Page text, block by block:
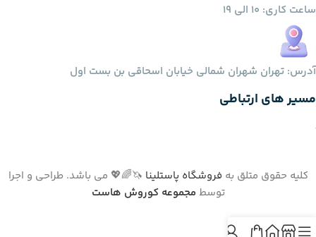
ساعت کاری: 10 الی 19
آدرس: تهران شهران شمالی خیابان اسحاقی بن بست اول
مسیر های ارتباطی
کلیه حقوق متلق به فروشگاه پاستلینا 🦄🌈💖 می باشد. طراحی و اجرا
توسط مجموعه کوروش هاست